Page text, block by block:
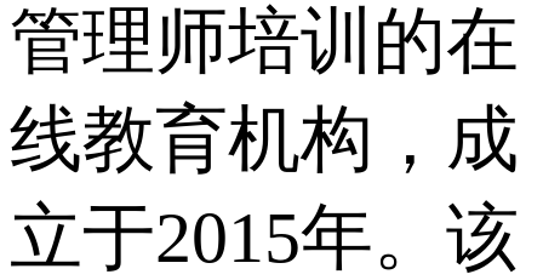
管理师培训的在
线教育机构，成
立于2015年。该